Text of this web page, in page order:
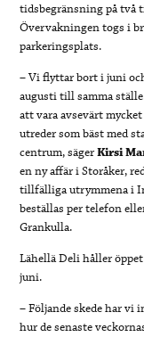
tidsbegränsning på två
Övervakningen togs i
parkeringsplats.
– Vi flyttar bort i juni
augusti till samma
att vara avsevärt
utreder som bäst med
centrum, sägerKirsi
en ny affär i Storåker,
tillfälliga utrymmena i
beställas per telefon
Grankulla.
Lähellä Deli håller
juni.
– Följande skede har
hur de senaste